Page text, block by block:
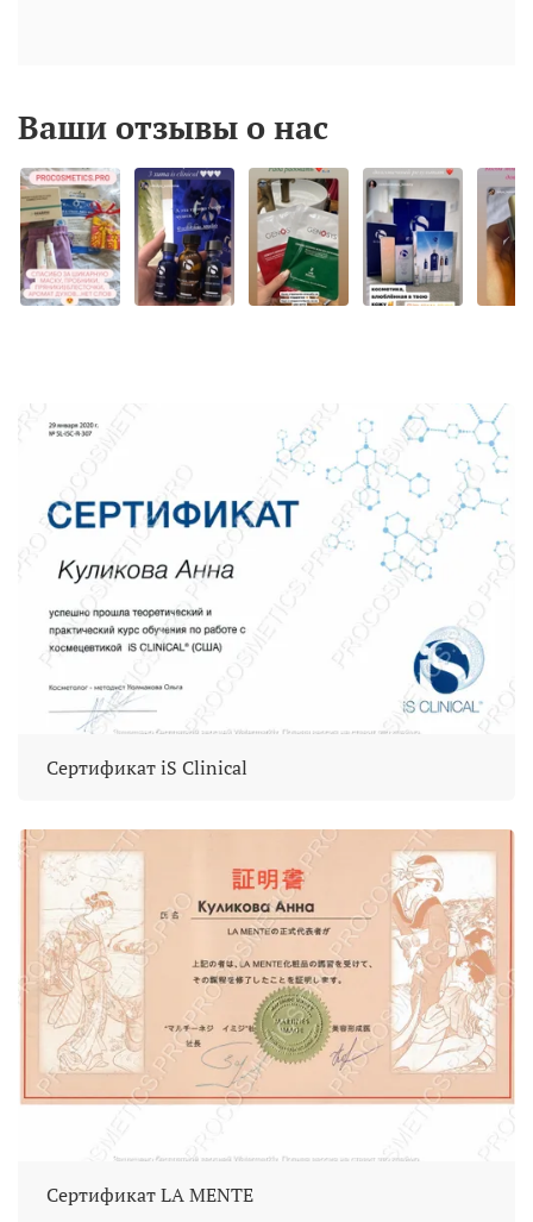
Ваши отзывы о нас
Сертификат iS Clinical
Сертификат LA MENTE